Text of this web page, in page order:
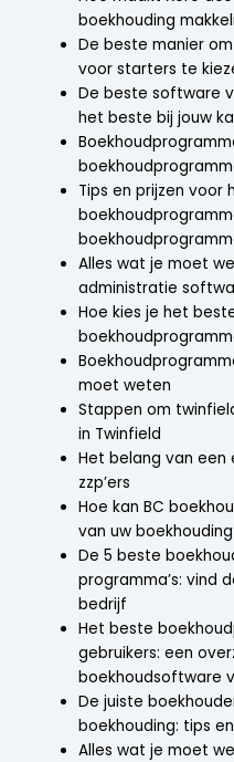
boekhouding
De beste manier
voor starters te
De beste software
het beste bij jouw
Tips en prijzen voor
Alles wat je moet
administratie
Hoe kies je het
moet weten
Stappen om
in Twinfield
Het belang van
zzp’ers
Hoe kan BC
van uw
De 5 beste
programma’s: vind
bedrijf
Het beste
gebruikers: een
boekhoudsoftware
De juiste
boekhouding: tips
Alles wat je moet